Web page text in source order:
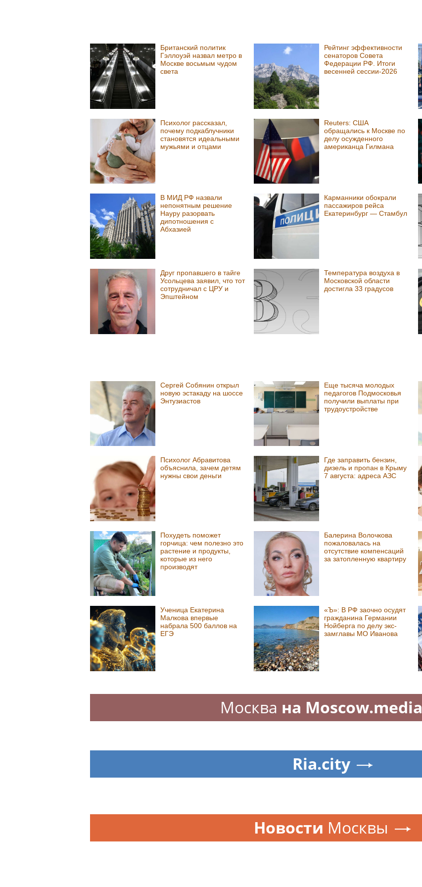
Британский политик
Гэллоуэй назвал метро в
Москве восьмым чудом
света
Рейтинг эффективности
сенаторов Совета
Федерации РФ. Итоги
весенней сессии-2026
Психолог рассказал,
почему подкаблучники
становятся идеальными
мужьями и отцами
Reuters: США
обращались к Москве по
делу осужденного
американца Гилмана
В МИД РФ назвали
непонятным решение
Науру разорвать
дипотношения с
Абхазией
Карманники обокрали
пассажиров рейса
Екатеринбург — Стамбул
Друг пропавшего в тайге
Усольцева заявил, что тот
сотрудничал с ЦРУ и
Эпштейном
Температура воздуха в
Московской области
достигла 33 градусов
Сергей Собянин открыл
новую эстакаду на шоссе
Энтузиастов
Еще тысяча молодых
педагогов Подмосковья
получили выплаты при
трудоустройстве
Психолог Абравитова
объяснила, зачем детям
нужны свои деньги
Где заправить бензин,
дизель и пропан в Крыму
7 августа: адреса АЗС
Похудеть поможет
горчица: чем полезно это
растение и продукты,
которые из него
производят
Балерина Волочкова
пожаловалась на
отсутствие компенсаций
за затопленную квартиру
Ученица Екатерина
Малкова впервые
набрала 500 баллов на
ЕГЭ
«Ъ»: В РФ заочно осудят
гражданина Германии
Нойберга по делу экс-
замглавы МО Иванова
Москва на Moscow.media
Ria.city
Новости Москвы